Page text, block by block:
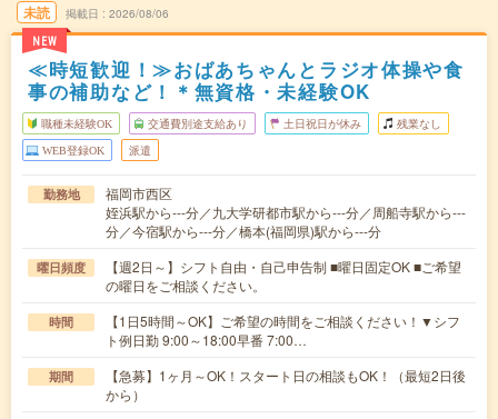
未読
NEW
掲載日 2026/08/06
≪時短歓迎！≫おばあちゃんとラジオ体操や食
事の補助など！＊無資格・未経験OK
職種未経験OK 交通費別途支給あり 土日祝日が休み 残業なし
WEB登録OK 派遣
勤務地
福岡市西区
姪浜駅から---分／九大学研都市駅から---分／周船寺駅から---
分／今宿駅から---分／橋本(福岡県)駅から---分
曜日頻度
【週2日～】シフト自由・自己申告制 ■曜日固定OK ■ご希望
の曜日をご相談ください。
時間
【1日5時間～OK】ご希望の時間をご相談ください！▼シフ
ト例日勤 9:00～18:00早番 7:00…
期間
【急募】1ヶ月～OK！スタート日の相談もOK！（最短2日後
から）